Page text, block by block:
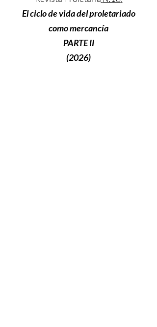
El ciclo de vida del proletariado
como mercancía
PARTE II
(2026)